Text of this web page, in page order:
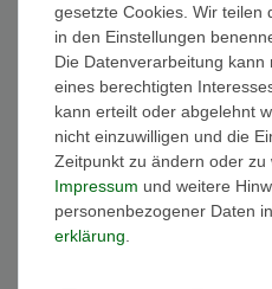
Wunschliste
* inkl. ges. MwSt. zzgl. Versandkosten
gesetzte Cookies. Wir teilen
in den Einstellungen
Die Datenverarbeitung
eines berechtigten
kann erteilt oder abgelehnt
nicht einzuwilligen und die
Zeitpunkt zu ändern oder
Impressum und weitere
personenbezogener Daten
erklärung